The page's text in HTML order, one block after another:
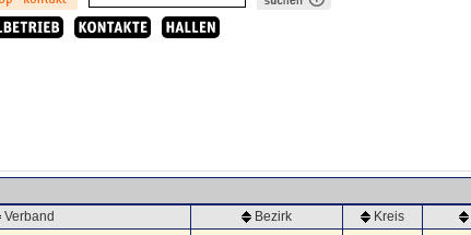
Verband Bezirk Kreis